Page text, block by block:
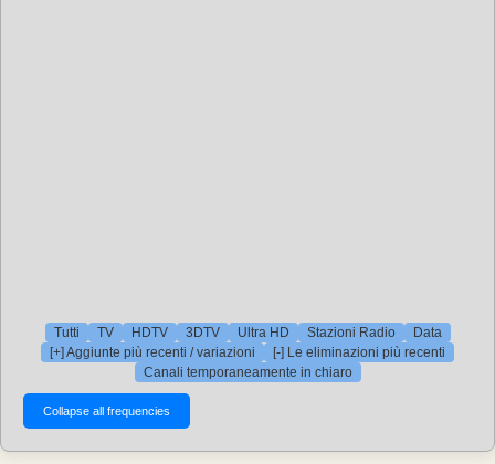
Tutti TV HDTV 3DTV Ultra HD Stazioni Radio
Data
[+] Aggiunte più recenti / variazioni
[-] Le eliminazioni più recenti
Canali temporaneamente in chiaro